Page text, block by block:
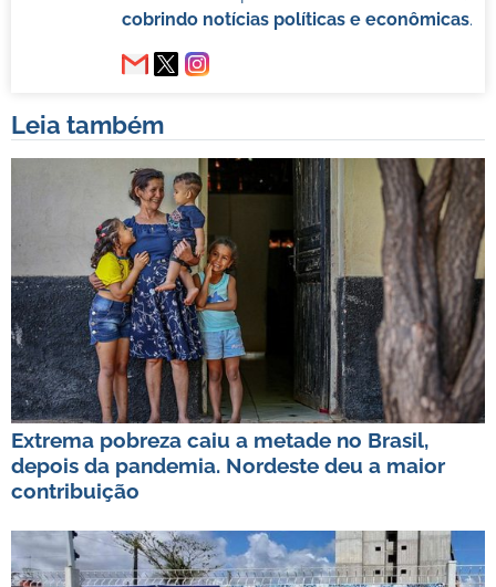
cobrindo notícias políticas e econômicas.
Leia também
Extrema pobreza caiu a metade no Brasil,
depois da pandemia. Nordeste deu a maior
contribuição